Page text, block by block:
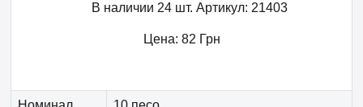
В наличии 24 шт. Артикул: 21403
Цена: 82 Грн